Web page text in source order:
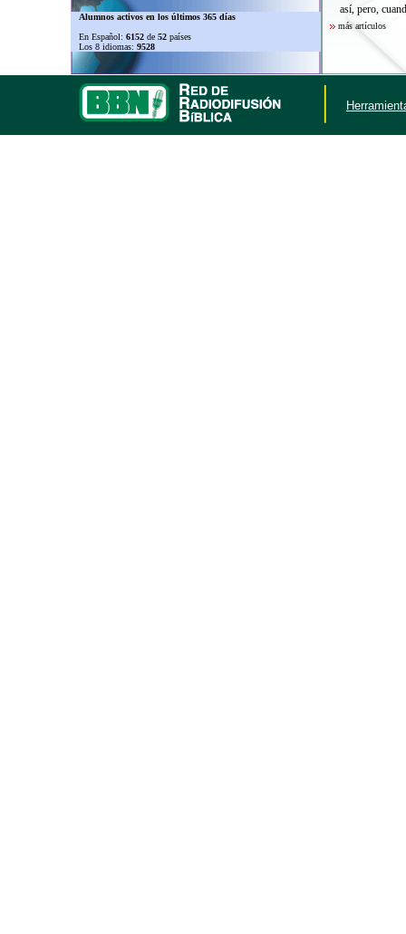
Alumnos activos en los últimos 365 días
En Español: 6152de 52países
Los 8 idiomas: 9528
así, pero, cuand
más artículos